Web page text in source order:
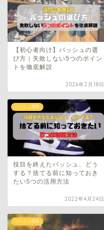
【初心者向け】バッシュの選
び方｜失敗しない5つのポイン
トを徹底解説
2026年2月18日
バッシュ情報
役目を終えたバッシュ、どう
する？捨てる前に知っておき
たい5つの活用方法
2022年4月24日
バッシュ情報